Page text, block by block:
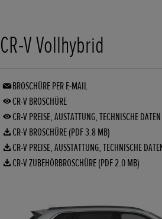
CR-V Vollhybrid
BROSCHÜRE PER E-MAIL
CR-V BROSCHÜRE
CR-V PREISE, AUSTATTUNG, TECHNISCHE DATEN
CR-V BROSCHÜRE (PDF 3.8 MB)
CR-V PREISE, AUSSTATTUNG, TECHNISCHE
CR-V ZUBEHÖRBROSCHÜRE (PDF 2.0 MB)